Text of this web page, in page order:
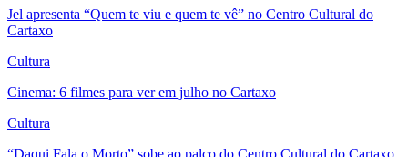
Jel apresenta “Quem te viu e quem te vê” no Centro Cultural do
Cartaxo
Cultura
Cinema: 6 filmes para ver em julho no Cartaxo
Cultura
“Daqui Fala o Morto” sobe ao palco do Centro Cultural do Cartaxo